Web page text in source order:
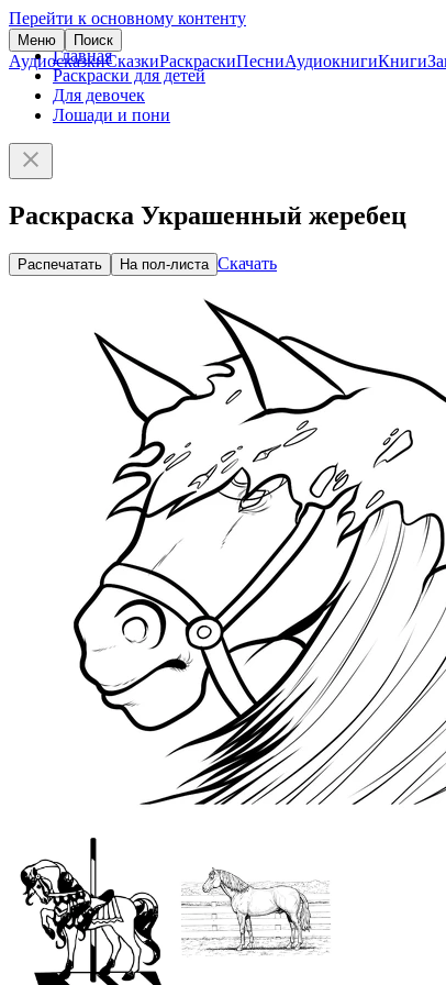
Перейти к основному контенту
Меню Поиск
АудиосказкиСказкиРаскраскиПесниАудиокнигиКниги
Главная
Раскраски для детей
Для девочек
Лошади и пони
Раскраска Украшенный жеребец
Распечатать На пол-листа Скачать